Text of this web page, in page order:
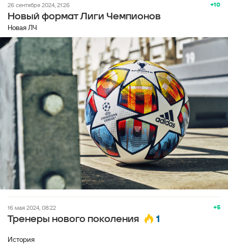
+10
26 сентября 2024, 21:26
Новый формат Лиги Чемпионов
Новая ЛЧ
+5
16 мая 2024, 08:22
Тренеры нового поколения 1
История